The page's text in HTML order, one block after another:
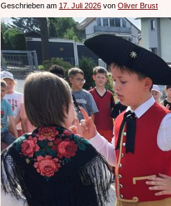
Geschrieben am 17. Juli 2026 von Oliver Brust